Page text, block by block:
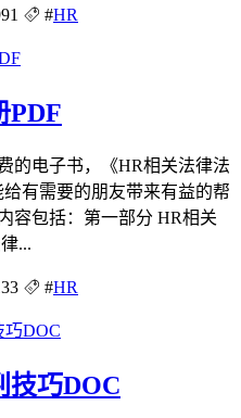
#HR
PDF
的电子书，《HR相关法律法
有需要的朋友带来有益的帮
容包括：第一部分 HR相关
...
#HR
技巧DOC